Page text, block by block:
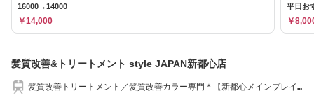
16000→14000
￥14,000
平日お
￥
髪質改善&トリートメント style JAPAN新都心店
髪質改善トリートメント／髪質改善カラー専門＊【新都心メインプレイ